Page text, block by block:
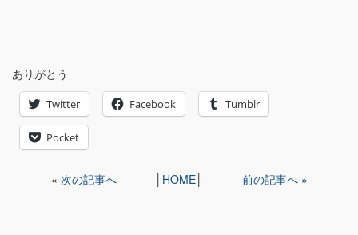
ありがとう
Twitter Facebook Tumblr
Pocket
« 次の記事へ HOME 前の記事へ »